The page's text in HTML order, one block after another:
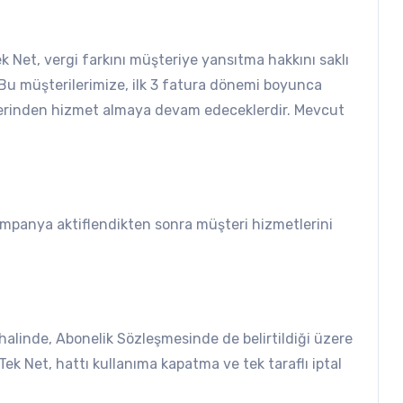
vergi farkını müşteriye yansıtma hakkını saklı
müşterilerimize, ilk 3 fatura dönemi boyunca
hizmet almaya devam edeceklerdir. Mevcut
aktiflendikten sonra müşteri hizmetlerini
Abonelik Sözleşmesinde de belirtildiği üzere
Net, hattı kullanıma kapatma ve tek taraflı iptal